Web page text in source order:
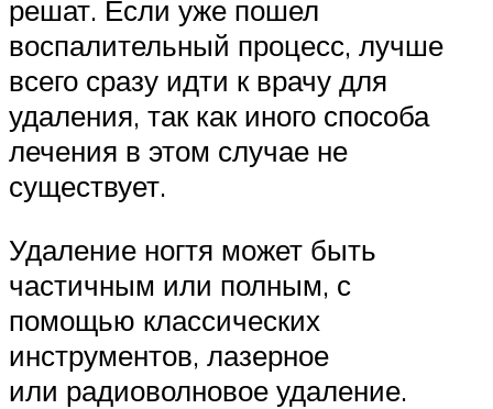
решат. Если уже пошел
воспалительный процесс, лучше
всего сразу идти к врачу для
удаления, так как иного способа
лечения в этом случае не
существует.
Удаление ногтя может быть
частичным или полным, с
помощью классических
инструментов, лазерное
или радиоволновое удаление.